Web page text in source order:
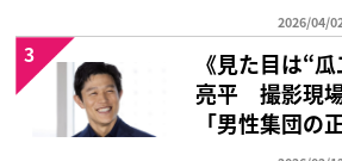
2026/04/
《見た目は“
亮平 撮影現
「男性集団の
3